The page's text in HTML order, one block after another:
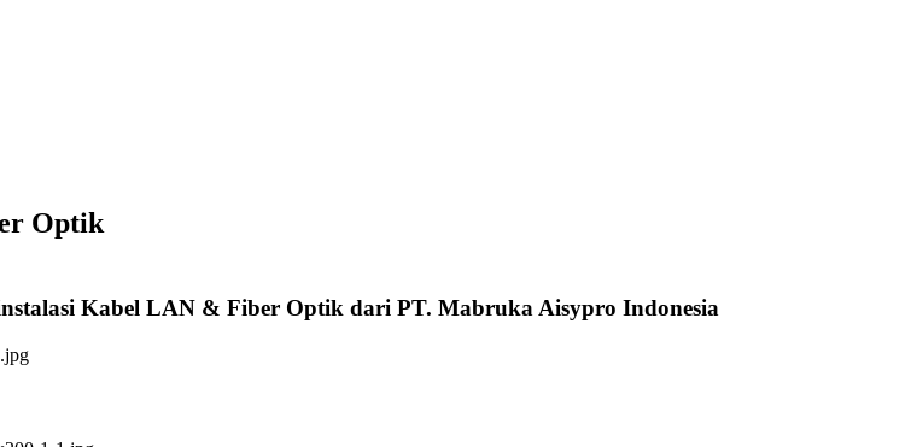
Optik
Kabel LAN & Fiber Optik dari PT. Mabruka Aisypro Indonesia